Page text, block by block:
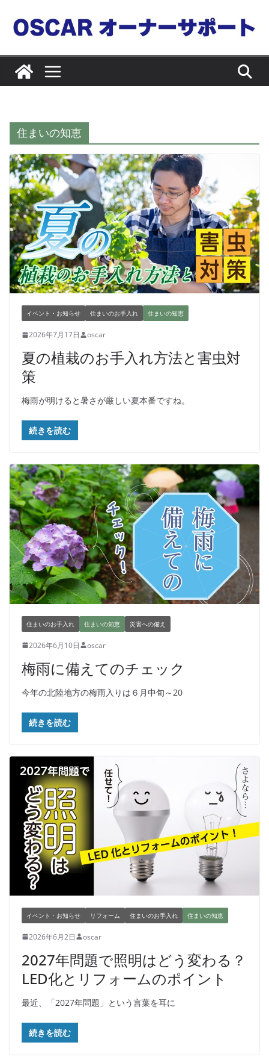
ン
住まいの知恵
イベント・お知らせ 住まいのお手入れ 住まいの知恵
2026年7月17日 oscar
夏の植栽のお手入れ方法と害虫対
策
梅雨が明けると暑さが厳しい夏本番ですね。
続きを読む
住まいのお手入れ 住まいの知恵 災害への備え
2026年6月10日 oscar
梅雨に備えてのチェック
今年の北陸地方の梅雨入りは６月中旬～20
続きを読む
イベント・お知らせ リフォーム 住まいのお手入れ 住まいの知恵
2026年6月2日 oscar
2027年問題で照明はどう変わる？
LED化とリフォームのポイント
最近、「2027年問題」という言葉を耳に
続きを読む